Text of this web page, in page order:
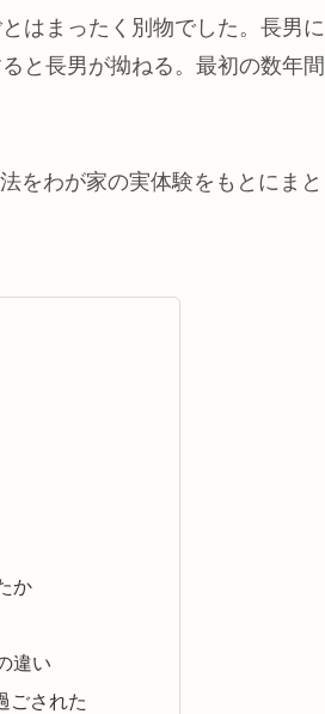
はまったく別物でした。長男に
と長男が拗ねる。最初の数年間
をわが家の実体験をもとにまと
か
違い
ごされた